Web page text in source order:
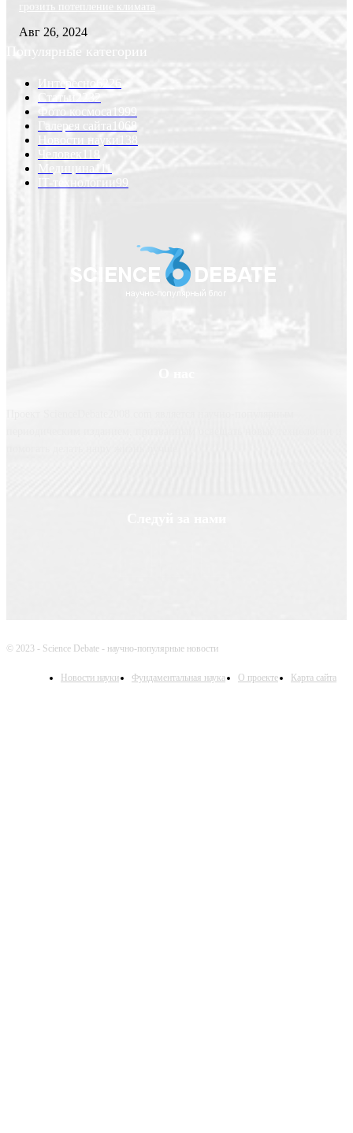
грозить потепление климата
Авг 26, 2024
Популярные категории
Интересно
6226
Статьи
Фото космоса
1999
Галерея сайта
1068
Новости науки
Человек
Медицина
IT-технологии99
© 2023 - Science Debate - научно-популярные новости
Новости науки Фундаментальная наука О проекте Карта сайта